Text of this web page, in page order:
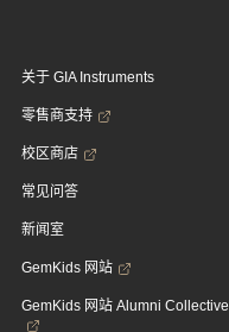
关于 GIA Instruments
零售商支持
校区商店
常见问答
新闻室
GemKids 网站
GemKids 网站 Alumni Collective